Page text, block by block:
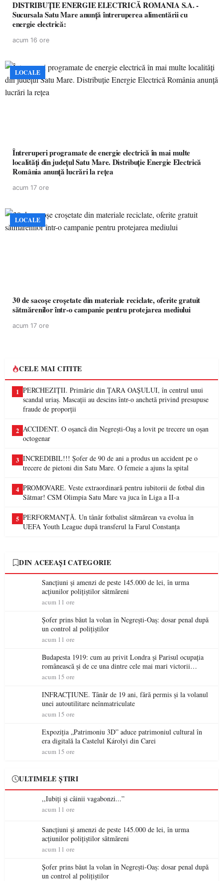
DISTRIBUȚIE ENERGIE ELECTRICĂ ROMANIA S.A. -
Sucursala Satu Mare anunţă întreruperea alimentării cu
energie electrică:
acum 16 ore
LOCALE
Întreruperi programate de energie electrică în mai multe
localități din județul Satu Mare. Distribuție Energie Electrică
România anunță lucrări la rețea
acum 17 ore
LOCALE
30 de sacoșe croșetate din materiale reciclate, oferite gratuit
sătmărenilor într-o campanie pentru protejarea mediului
acum 17 ore
CELE MAI CITITE
1 PERCHEZIȚII. Primărie din ȚARA OAȘULUI, în centrul unui
scandal uriaș. Mascații au descins într-o anchetă privind presupuse
fraude de proporții
2 ACCIDENT. O oșancă din Negrești-Oaș a lovit pe trecere un oșan
octogenar
3 INCREDIBIL!!! Șofer de 90 de ani a produs un accident pe o
trecere de pietoni din Satu Mare. O femeie a ajuns la spital
4 PROMOVARE. Veste extraordinară pentru iubitorii de fotbal din
Sătmar! CSM Olimpia Satu Mare va juca în Liga a II-a
5 PERFORMANȚĂ. Un tânăr fotbalist sătmărean va evolua în
UEFA Youth League după transferul la Farul Constanța
DIN ACEEAȘI CATEGORIE
Sancțiuni și amenzi de peste 145.000 de lei, în urma
acțiunilor polițiștilor sătmăreni
acum 11 ore
Șofer prins băut la volan în Negrești-Oaș: dosar penal după
un control al polițiștilor
acum 11 ore
Budapesta 1919: cum au privit Londra și Parisul ocupația
românească și de ce una dintre cele mai mari victorii
militare ale României a devenit o controversă diplomatică
acum 15 ore
INFRACȚIUNE. Tânăr de 19 ani, fără permis și la volanul
unei autoutilitare neînmatriculate
acum 15 ore
Expoziția „Patrimoniu 3D” aduce patrimoniul cultural în
era digitală la Castelul Károlyi din Carei
acum 15 ore
ULTIMELE ȘTIRI
,,Iubiți și câinii vagabonzi...”
acum 11 ore
Sancțiuni și amenzi de peste 145.000 de lei, în urma
acțiunilor polițiștilor sătmăreni
acum 11 ore
Șofer prins băut la volan în Negrești-Oaș: dosar penal după
un control al polițiștilor